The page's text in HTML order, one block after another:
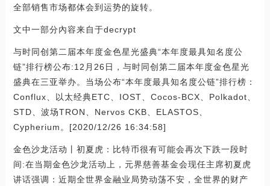
全部销售市场都体会到运势的旋转。
文中一部分內容来自于decrypt
与时同创第二届本年度金色星光盛典“本年度最具知名度公
链”排行榜公布:12月26日，与时同创第二届本年度金色星光
盛典在三亚举办。当场公布“本年度最具知名度公链”排行榜：
Conflux、以太经典ETC、IOST、Cocos-BCX、Polkadot、
STD、波场TRON、Nervos CKB、ELASTOS、
Cypherium。[2020/12/26 16:34:58]
金色沙龙活动丨初夏虎：比特币很有可能会再次下跌一段时
间:在当期金色沙龙活动上，元界慈善基金会现任主席初夏虎
讲话强调：近期全世界金融业局势动荡不安，全世界的财产